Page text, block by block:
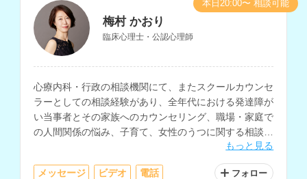
梅村 かおり
臨床心理士・公認心理師
心療内科・行政の相談機関にて、またスクールカウンセ
ラーとしての相談経験があり、全年代における発達障が
い当事者とその家族へのカウンセリング、職場・家庭で
の人間関係の悩み、子育て、女性のうつに関する相談を
もっと見る
メッセージ ビデオ 電話 フォロー
本日20:00〜 相談可能